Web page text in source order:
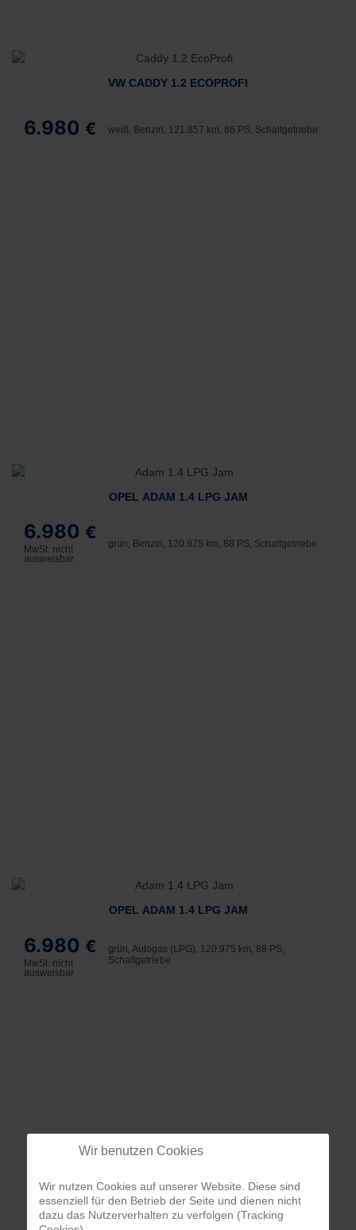
VW CADDY 1.2 ECOPROFI
6.980 € weiß, Benzin, 121.857 km, 86 PS, Schaltgetriebe
OPEL ADAM 1.4 LPG JAM
6.980 €
MwSt. nicht
ausweisbar
grün, Benzin, 120.975 km, 88 PS, Schaltgetriebe
OPEL ADAM 1.4 LPG JAM
6.980 €
MwSt. nicht
ausweisbar
grün, Autogas (LPG), 120.975 km, 88 PS,
Schaltgetriebe
Wir benutzen Cookies
Wir nutzen Cookies auf unserer Website. Diese sind
essenziell für den Betrieb der Seite und dienen nicht
dazu das Nutzerverhalten zu verfolgen (Tracking